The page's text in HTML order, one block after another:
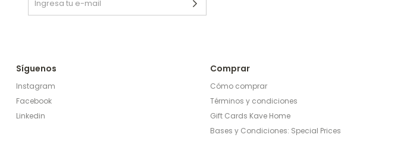
Comprar
Cómo comprar
Términos y condiciones
Gift Cards Kave Home
Bases y Condiciones: Special Prices
Síguenos
Instagram
Facebook
Linkedin